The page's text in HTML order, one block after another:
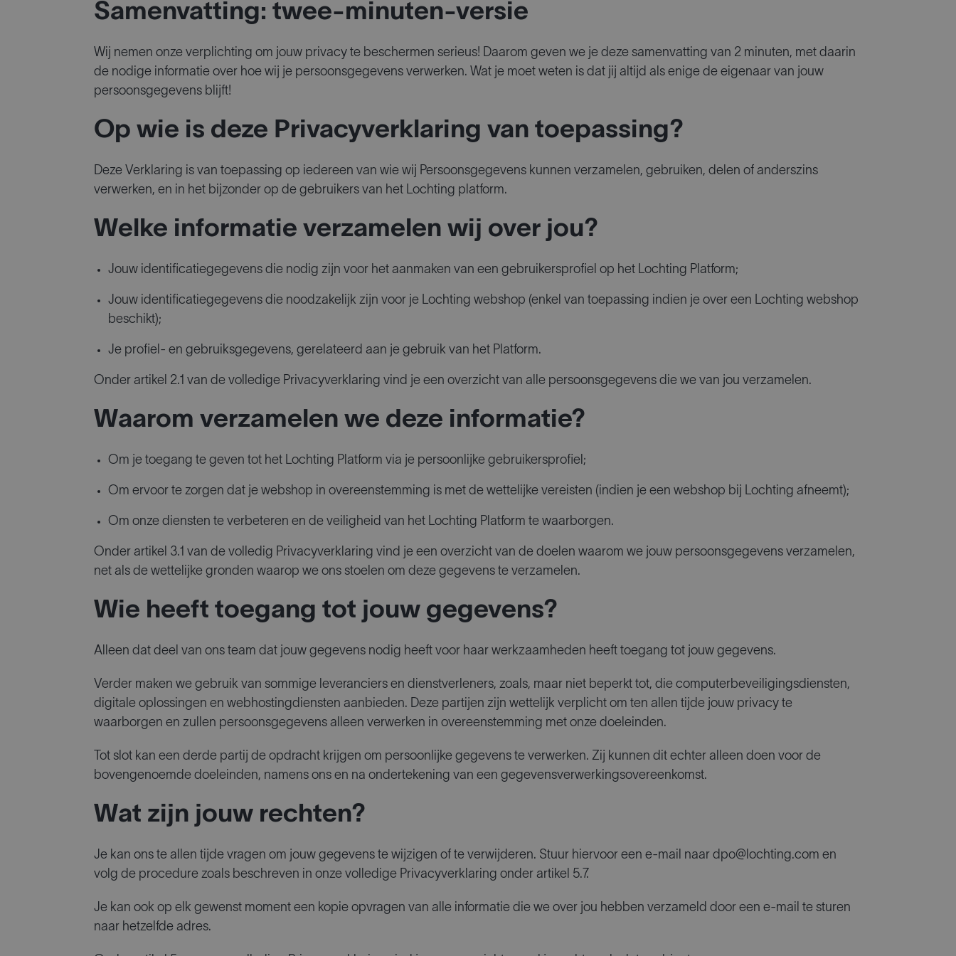
Samenvatting: twee-minuten-versie
Wij nemen onze verplichting om jouw privacy te beschermen serieus! Daarom geven we je deze samenvatting van 2 minuten, met daarin
de nodige informatie over hoe wij je persoonsgegevens verwerken. Wat je moet weten is dat jij altijd als enige de eigenaar van jouw
persoonsgegevens blijft!
Op wie is deze Privacyverklaring van toepassing?
Deze Verklaring is van toepassing op iedereen van wie wij Persoonsgegevens kunnen verzamelen, gebruiken, delen of anderszins
verwerken, en in het bijzonder op de gebruikers van het Lochting platform.
Welke informatie verzamelen wij over jou?
Jouw identificatiegegevens die nodig zijn voor het aanmaken van een gebruikersprofiel op het Lochting Platform;
Jouw identificatiegegevens die noodzakelijk zijn voor je Lochting webshop (enkel van toepassing indien je over een Lochting webshop
beschikt);
Je profiel- en gebruiksgegevens, gerelateerd aan je gebruik van het Platform.
Onder artikel 2.1 van de volledige Privacyverklaring vind je een overzicht van alle persoonsgegevens die we van jou verzamelen.
Waarom verzamelen we deze informatie?
Om je toegang te geven tot het Lochting Platform via je persoonlijke gebruikersprofiel;
Om ervoor te zorgen dat je webshop in overeenstemming is met de wettelijke vereisten (indien je een webshop bij Lochting afneemt);
Om onze diensten te verbeteren en de veiligheid van het Lochting Platform te waarborgen.
Onder artikel 3.1 van de volledig Privacyverklaring vind je een overzicht van de doelen waarom we jouw persoonsgegevens verzamelen,
net als de wettelijke gronden waarop we ons stoelen om deze gegevens te verzamelen.
Wie heeft toegang tot jouw gegevens?
Alleen dat deel van ons team dat jouw gegevens nodig heeft voor haar werkzaamheden heeft toegang tot jouw gegevens.
Verder maken we gebruik van sommige leveranciers en dienstverleners, zoals, maar niet beperkt tot, die computerbeveiligingsdiensten,
digitale oplossingen en webhostingdiensten aanbieden. Deze partijen zijn wettelijk verplicht om ten allen tijde jouw privacy te
waarborgen en zullen persoonsgegevens alleen verwerken in overeenstemming met onze doeleinden.
Tot slot kan een derde partij de opdracht krijgen om persoonlijke gegevens te verwerken. Zij kunnen dit echter alleen doen voor de
bovengenoemde doeleinden, namens ons en na ondertekening van een gegevensverwerkingsovereenkomst.
Wat zijn jouw rechten?
Je kan ons te allen tijde vragen om jouw gegevens te wijzigen of te verwijderen. Stuur hiervoor een e-mail naar dpo@lochting.com en
volg de procedure zoals beschreven in onze volledige Privacyverklaring onder artikel 5.7.
Je kan ook op elk gewenst moment een kopie opvragen van alle informatie die we over jou hebben verzameld door een e-mail te sturen
naar hetzelfde adres.